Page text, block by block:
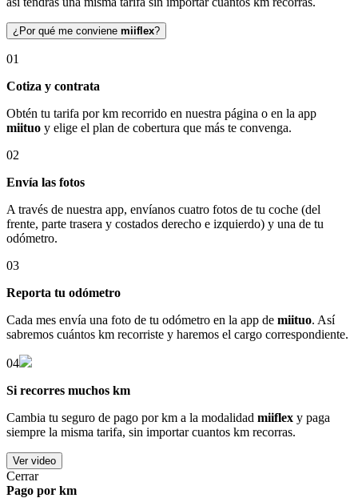
¿Por qué me conviene miiflex?
01
Cotiza y contrata
Obtén tu tarifa por km recorrido en nuestra página o en la app
miituo y elige el plan de cobertura que más te convenga.
02
Envía las fotos
A través de nuestra app, envíanos cuatro fotos de tu coche (del
frente, parte trasera y costados derecho e izquierdo) y una de tu
odómetro.
03
Reporta tu odómetro
Cada mes envía una foto de tu odómetro en la app de miituo. Así
sabremos cuántos km recorriste y haremos el cargo correspondiente.
04
Si recorres muchos km
Cambia tu seguro de pago por km a la modalidad miiflex y paga
siempre la misma tarifa, sin importar cuantos km recorras.
Ver video
Cerrar
Pago por km